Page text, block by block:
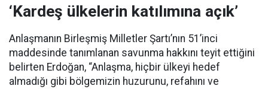
‘Kardeş ülkelerin katılımına açık’
Anlaşmanın Birleşmiş Milletler Şartı’nın 51’inci
maddesinde tanımlanan savunma hakkını teyit ettiğini
belirten Erdoğan, “Anlaşma, hiçbir ülkeyi hedef
almadığı gibi bölgemizin huzurunu, refahını ve